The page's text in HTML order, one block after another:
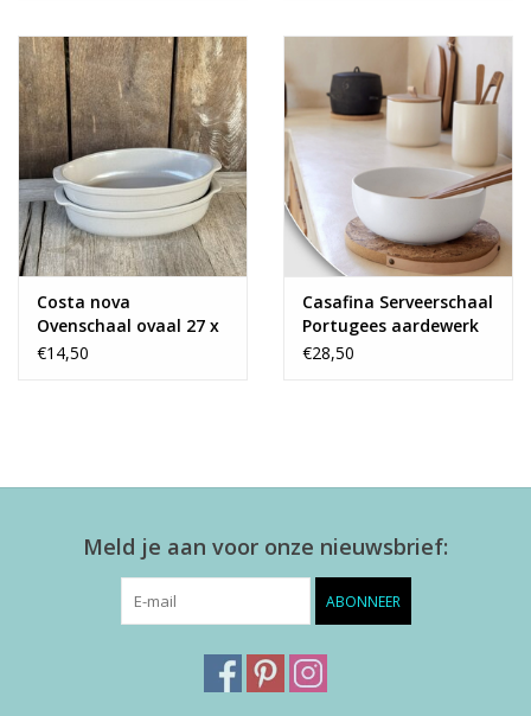
Costa nova
Ovenschaal ovaal 27 x
17 cm - grijs
€14,50
Casafina Serveerschaal
Portugees aardewerk
€28,50
Meld je aan voor onze nieuwsbrief:
ABONNEER